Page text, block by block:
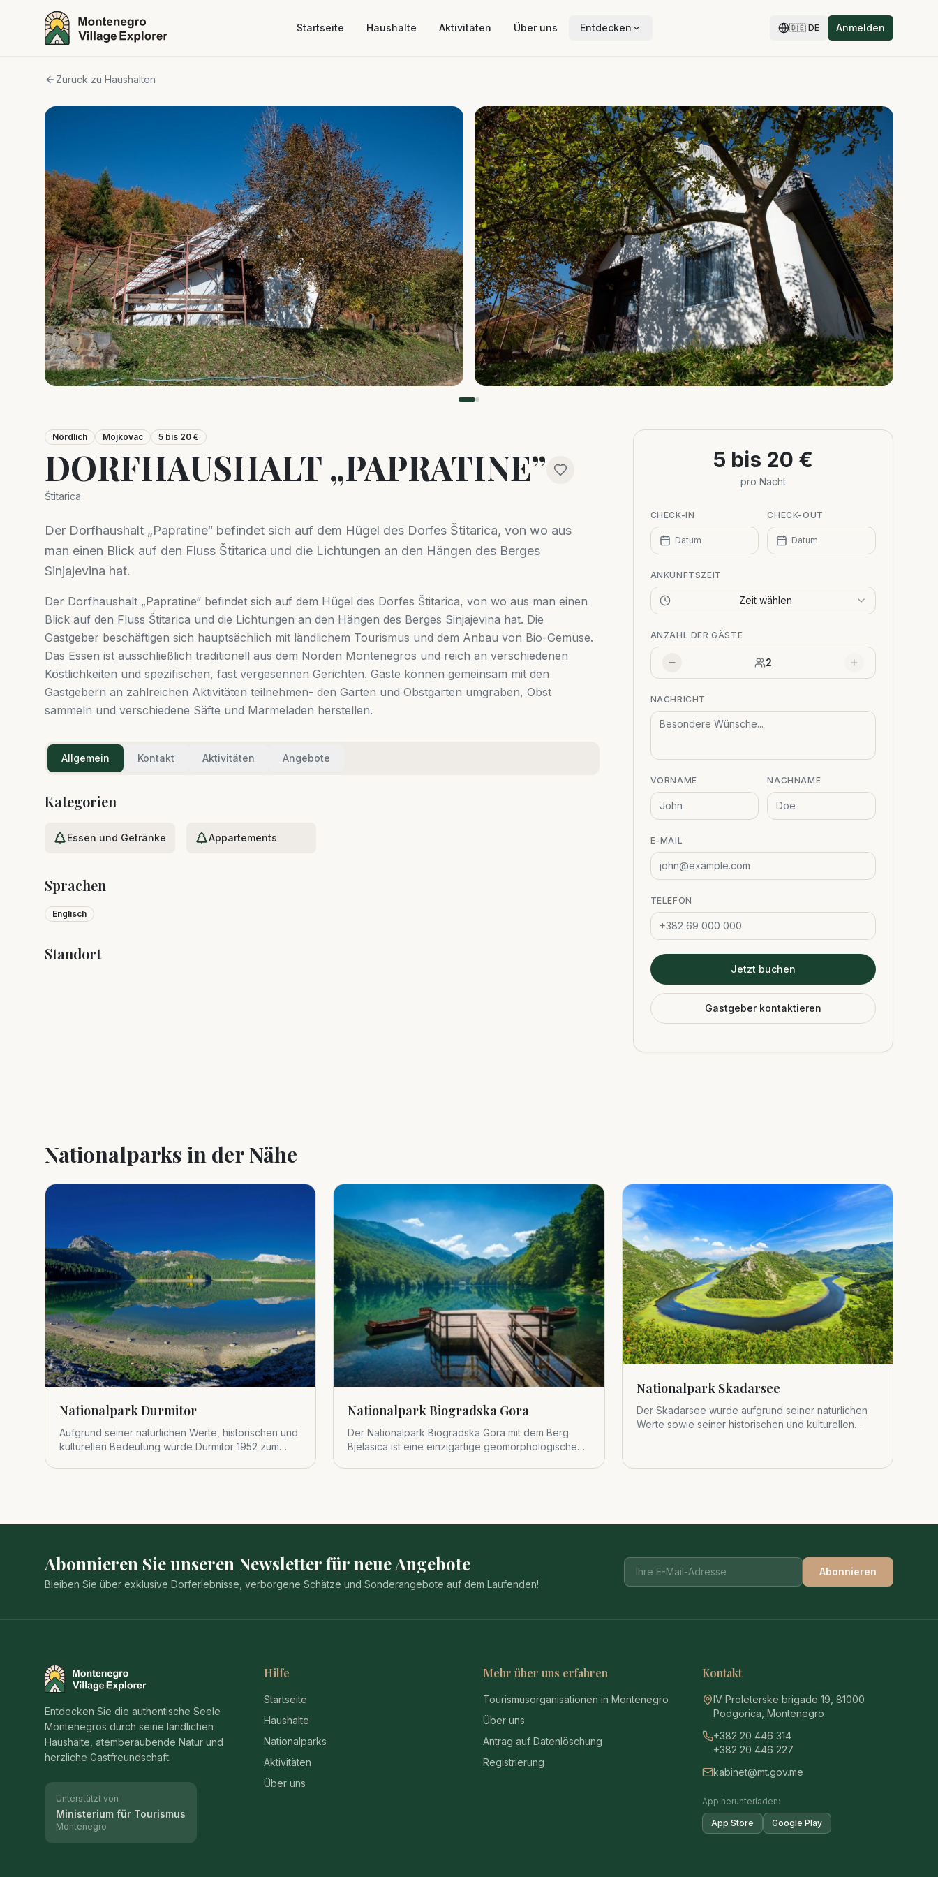
Startseite Haushalte Aktivitäten Über uns Entdecken 🇩🇪 DE Anmelden
Zurück zu Haushalten
Nördlich Mojkovac 5 bis 20 €
DORFHAUSHALT „PAPRATINE”
Štitarica
Der Dorfhaushalt „Papratine“ befindet sich auf dem Hügel des Dorfes Štitarica, von wo aus
man einen Blick auf den Fluss Štitarica und die Lichtungen an den Hängen des Berges
Sinjajevina hat.
Der Dorfhaushalt „Papratine“ befindet sich auf dem Hügel des Dorfes Štitarica, von wo aus man einen
Blick auf den Fluss Štitarica und die Lichtungen an den Hängen des Berges Sinjajevina hat. Die
Gastgeber beschäftigen sich hauptsächlich mit ländlichem Tourismus und dem Anbau von Bio-Gemüse.
Das Essen ist ausschließlich traditionell aus dem Norden Montenegros und reich an verschiedenen
Köstlichkeiten und spezifischen, fast vergesennen Gerichten. Gäste können gemeinsam mit den
Gastgebern an zahlreichen Aktivitäten teilnehmen- den Garten und Obstgarten umgraben, Obst
sammeln und verschiedene Säfte und Marmeladen herstellen.
Allgemein Kontakt Aktivitäten Angebote
Kategorien
Essen und Getränke Appartements
Sprachen
Englisch
Standort
5 bis 20 €
pro Nacht
CHECK-IN
Datum
CHECK-OUT
Datum
ANKUNFTSZEIT
Zeit wählen
ANZAHL DER GÄSTE
2
NACHRICHT
VORNAME NACHNAME
E-MAIL
TELEFON
Jetzt buchen
Gastgeber kontaktieren
Nationalparks in der Nähe
Nationalpark Durmitor
Aufgrund seiner natürlichen Werte, historischen und
kulturellen Bedeutung wurde Durmitor 1952 zum
Nationalpark Biogradska Gora
Der Nationalpark Biogradska Gora mit dem Berg
Bjelasica ist eine einzigartige geomorphologische
Nationalpark Skadarsee
Der Skadarsee wurde aufgrund seiner natürlichen
Werte sowie seiner historischen und kulturellen
Abonnieren Sie unseren Newsletter für neue Angebote
Bleiben Sie über exklusive Dorferlebnisse, verborgene Schätze und Sonderangebote auf dem Laufenden!
Abonnieren
Montenegro Village Explorer
Entdecken Sie die authentische Seele
Montenegros durch seine ländlichen
Haushalte, atemberaubende Natur und
herzliche Gastfreundschaft.
Unterstützt von
Ministerium für Tourismus
Montenegro
Hilfe
Startseite
Haushalte
Nationalparks
Aktivitäten
Über uns
Mehr über uns erfahren
Tourismusorganisationen in Montenegro
Über uns
Antrag auf Datenlöschung
Registrierung
Kontakt
IV Proleterske brigade 19, 81000
Podgorica, Montenegro
+382 20 446 314
+382 20 446 227
kabinet@mt.gov.me
App herunterladen:
App Store Google Play